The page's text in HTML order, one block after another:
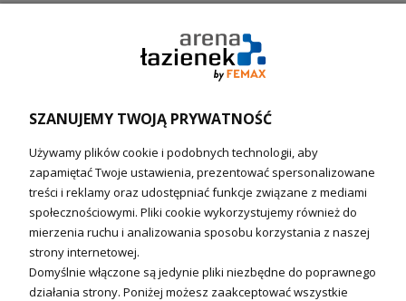
Ogrzewanie podłogowe (główne)
Technika solarna
Fotowoltanika
Sterowniki i regulatory
Nagrzewnice i kurtyny
Kuchnia i Wentylacja
SZANUJEMY TWOJĄ PRYWATNOŚĆ
Używamy plików cookie i podobnych technologii, aby
zapamiętać Twoje ustawienia, prezentować spersonalizowane
treści i reklamy oraz udostępniać funkcje związane z mediami
społecznościowymi. Pliki cookie wykorzystujemy również do
mierzenia ruchu i analizowania sposobu korzystania z naszej
strony internetowej.
Domyślnie włączone są jedynie pliki niezbędne do poprawnego
działania strony. Poniżej możesz zaakceptować wszystkie